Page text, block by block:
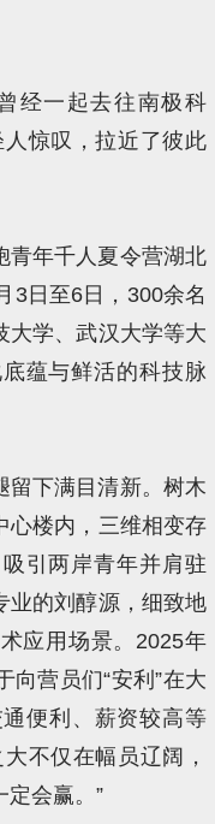
经一起去往南极科
惊叹，拉近了彼此
青年千人夏令营湖北
3日至6日，300余名
大学、武汉大学等大
蕴与鲜活的科技脉
留下满目清新。树木
心楼内，三维相变存
引两岸青年并肩驻
业的刘醇源，细致地
应用场景。2025年
向营员们“安利”在大
便利、薪资较高等
不仅在幅员辽阔，
定会赢。”